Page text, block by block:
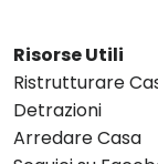
Risorse Utili
Ristrutturare
Detrazioni
Arredare Casa